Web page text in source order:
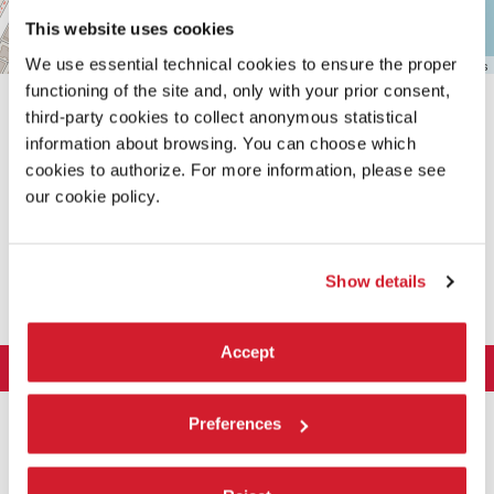
This website uses cookies
We use essential technical cookies to ensure the proper
functioning of the site and, only with your prior consent,
third-party cookies to collect anonymous statistical
information about browsing. You can choose which
cookies to authorize. For more information, please see
our cookie policy.
Show details
Accept
Preferences
Leaflet| ©OpenStreetMapcontributors
Storia
Esposizione
ARCHITETTURA 2027